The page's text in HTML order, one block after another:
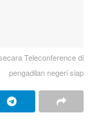
Teleconference di
pengadilan negeri siap